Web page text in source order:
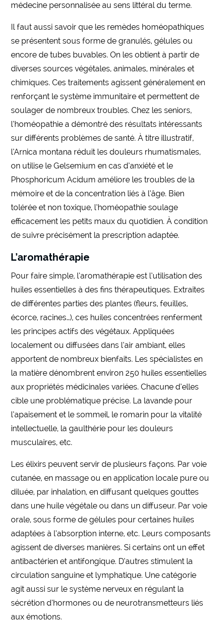
médecine personnalisée au sens littéral du terme.
Il faut aussi savoir que les remèdes homéopathiques
se présentent sous forme de granulés, gélules ou
encore de tubes buvables. On les obtient à partir de
diverses sources végétales, animales, minérales et
chimiques. Ces traitements agissent généralement en
renforçant le système immunitaire et permettent de
soulager de nombreux troubles. Chez les seniors,
l’homéopathie a démontré des résultats intéressants
sur différents problèmes de santé. À titre illustratif,
l’Arnica montana réduit les douleurs rhumatismales,
on utilise le Gelsemium en cas d’anxiété et le
Phosphoricum Acidum améliore les troubles de la
mémoire et de la concentration liés à l’âge. Bien
tolérée et non toxique, l’homéopathie soulage
efficacement les petits maux du quotidien. À condition
de suivre précisément la prescription adaptée.
L’aromathérapie
Pour faire simple, l’aromathérapie est l’utilisation des
huiles essentielles à des fins thérapeutiques. Extraites
de différentes parties des plantes (fleurs, feuilles,
écorce, racines…), ces huiles concentrées renferment
les principes actifs des végétaux. Appliquées
localement ou diffusées dans l’air ambiant, elles
apportent de nombreux bienfaits. Les spécialistes en
la matière dénombrent environ 250 huiles essentielles
aux propriétés médicinales variées. Chacune d’elles
cible une problématique précise. La lavande pour
l’apaisement et le sommeil, le romarin pour la vitalité
intellectuelle, la gaulthérie pour les douleurs
musculaires, etc.
Les élixirs peuvent servir de plusieurs façons. Par voie
cutanée, en massage ou en application locale pure ou
diluée, par inhalation, en diffusant quelques gouttes
dans une huile végétale ou dans un diffuseur. Par voie
orale, sous forme de gélules pour certaines huiles
adaptées à l’absorption interne, etc. Leurs composants
agissent de diverses manières. Si certains ont un effet
antibactérien et antifongique. D’autres stimulent la
circulation sanguine et lymphatique. Une catégorie
agit aussi sur le système nerveux en régulant la
sécrétion d’hormones ou de neurotransmetteurs liés
aux émotions.